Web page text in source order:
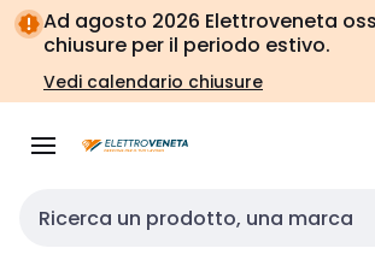
Vai alla
navigazione
Vai
alla
pagina
Ad agosto 2026 Elettroveneta
chiusure per il periodo estivo.
Vedi calendario chiusure
Cerca input